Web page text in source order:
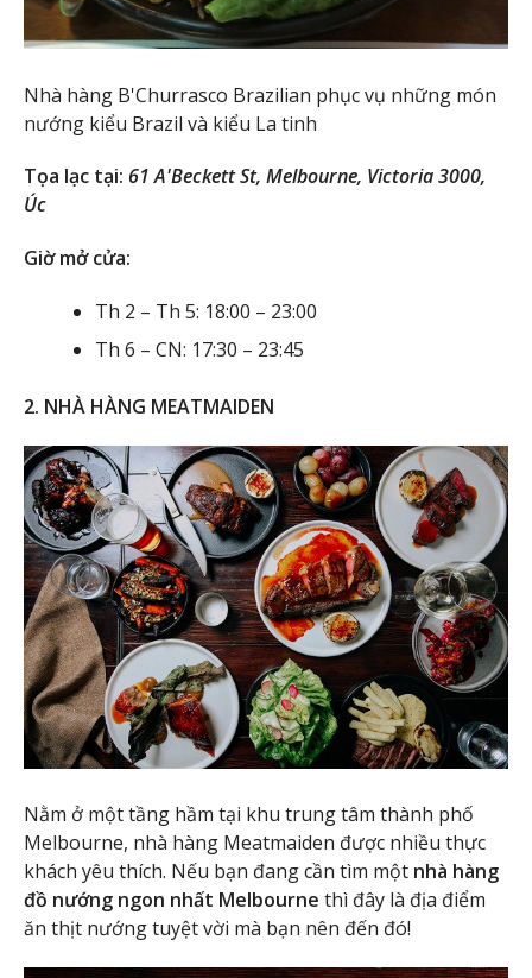
Nhà hàng B'Churrasco Brazilian phục vụ những món
nướng kiểu Brazil và kiểu La tinh
Tọa lạc tại: 61 A'Beckett St, Melbourne, Victoria 3000,
Úc
Giờ mở cửa:
Th 2 – Th 5: 18:00 – 23:00
Th 6 – CN: 17:30 – 23:45
2. NHÀ HÀNG MEATMAIDEN
Nằm ở một tầng hầm tại khu trung tâm thành phố
Melbourne, nhà hàng Meatmaiden được nhiều thực
khách yêu thích. Nếu bạn đang cần tìm một nhà hàng
đồ nướng ngon nhất Melbourne thì đây là địa điểm
ăn thịt nướng tuyệt vời mà bạn nên đến đó!